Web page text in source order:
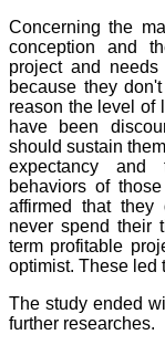
Concerning the
conception and
project and
because they
reason the level of
have been
should sustain
expectancy and
behaviors of
affirmed that they
never spend their
term profitable
optimist. These led
The study ended
further researches.